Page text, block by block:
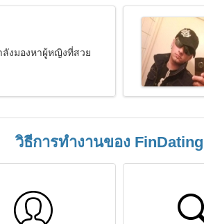
งมองหาผู้หญิงที่สวย
วิธีการทำงานของ